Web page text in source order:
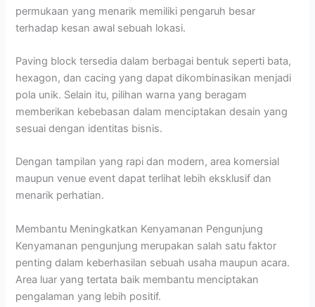
permukaan yang menarik memiliki pengaruh besar
terhadap kesan awal sebuah lokasi.
Paving block tersedia dalam berbagai bentuk seperti bata,
hexagon, dan cacing yang dapat dikombinasikan menjadi
pola unik. Selain itu, pilihan warna yang beragam
memberikan kebebasan dalam menciptakan desain yang
sesuai dengan identitas bisnis.
Dengan tampilan yang rapi dan modern, area komersial
maupun venue event dapat terlihat lebih eksklusif dan
menarik perhatian.
Membantu Meningkatkan Kenyamanan Pengunjung
Kenyamanan pengunjung merupakan salah satu faktor
penting dalam keberhasilan sebuah usaha maupun acara.
Area luar yang tertata baik membantu menciptakan
pengalaman yang lebih positif.